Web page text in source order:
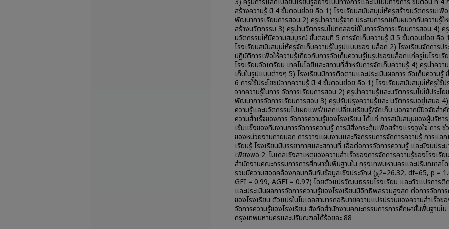
สร้างความรู้ มี 4 ขั้นตอนย่อย คือ 1) โรงเรียนสนับสนุนให้ครูสร้างนวัตกรรมเพื่อ
พัฒนาการเรียนการสอน 2) ครูนำความรู้จาก ประสบการณ์เดิมผนวกกับความรู้ใ
สร้างนวัตกรรม 3) ครูนำนวัตกรรมไปทดลองใช้ในการจัดการเรียนการสอน 4)
นวัตกรรมให้มีความสมบูรณ์ ขั้นตอนที่ 5 การจัดเก็บความรู้ มี 5 ขั้นตอนย่อย คือ
โรงเรียนสนับสนุนให้ครูจัดเก็บความรู้ในรูปแบบของ บล็อก 2) โรงเรียนจัดการปร
ปฏิบัติการเพื่อให้ความรู้เกี่ยวกับการจัดเก็บความรู้ในรูปของบล็อกแก่ครูในโรงเรี
โรงเรียนจัดเตรียม เทคโนโลยีและสถานที่สำหรับการจัดเก็บความรู้ 4) ครูนำควา
เก็บในรูปแบบต่างๆ 5) โรงเรียนมีการติดตามและประเมินผลการ จัดเก็บความรู้
6 การใช้ประโยชน์จากความรู้ มี 4 ขั้นตอนย่อย คือ 1) โรงเรียนสนับสนุนให้ครูใช้ป
จากความรู้ในการ จัดการเรียนการสอน 2) ครูนำความรู้และนวัตกรรมไปใช้ประโย
พัฒนาการจัดการเรียนการสอน 3) ครูปรับปรุงความรู้และ นวัตกรรมอยู่เสมอ
ความรู้และนวัตกรรมไปเผยแพร่/แลกเปลี่ยนเรียนรู้/จัดเก็บ นอกจากนี้ปัจจัยสำ
ความสำเร็จของการ จัดการความรู้ของโรงเรียน ได้แก่ การสนับสนุนของผู้บริหา
เข้มแข็งของทีมงานการจัดการความรู้ การมีสิ่งกระตุ้นเพื่อสร้างแรงจูงใจ การ ช่
ของหน่วยงานภายนอก การวางแผนงานและกิจกรรมการจัดการความรู้ การแล
เรียนรู้ โรงเรียนมีบรรยากาศและสถานที่ เอื้อต่อการจัดการความรู้ และมีงบประ
เพียงพอ 2. โมเดลเชิงสาเหตุของความสำเร็จของการจัดการความรู้ของโรงเรี
สำนักงานคณะกรรมการการศึกษาขั้นพื้นฐานใน กรุงเทพมหานครและปริมณฑลโ
รวมมีความสอดคล้องกลมกลืนกับข้อมูลเชิงประจักษ์ (χ2=26.32, df=65, p =
GFI = 0.99, AGFI = 0.97) โดยตัวแปรวัฒนธรรมโรงเรียน และตัวแปรการติ
และประเมินผลการจัดการความรู้ของโรงเรียนมีอิทธิพลรวมสูงสุด ต่อการจัดกา
ของโรงเรียน ตัวแปรในโมเดลสามารถอธิบายความแปรปรวนของความสำเร็จข
จัดการความรู้ของโรงเรียน สังกัดสำนักงานคณะกรรมการการศึกษาขั้นพื้นฐานใน
กรุงเทพมหานครและปริมณฑลได้ร้อยละ 88